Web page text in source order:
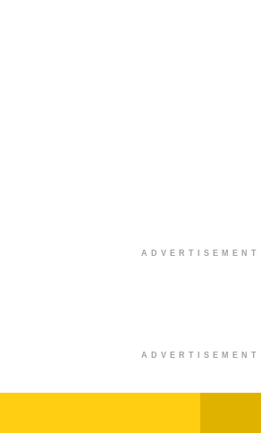
ADVERTISEMENT
ADVERTISEMENT